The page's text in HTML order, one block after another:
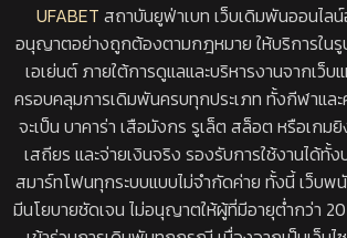
UFABET สถาบันยูฟ่าเบท เว็บเดิมพันออนไลน์
อนุญาตอย่างถูกต้องตามกฎหมาย ให้บริการในรู
เอเย่นต์ ภายใต้การดูแลและบริหารงานจากเว็
ครอบคลุมการเดิมพันครบทุกประเภท ทั้งกีฬาและ
จะเป็น บาคาร่า เสือมังกร รูเล็ต สล็อต หรือเกม
เสถียร และจ่ายเงินจริง รองรับการใช้งานได้ทั้
สมาร์ทโฟนทุกระบบแบบไม่จำกัดค่าย ทั้งนี้ เว็บพ
มีนโยบายชัดเจน ไม่อนุญาตให้ผู้ที่มีอายุต่ำกว่า